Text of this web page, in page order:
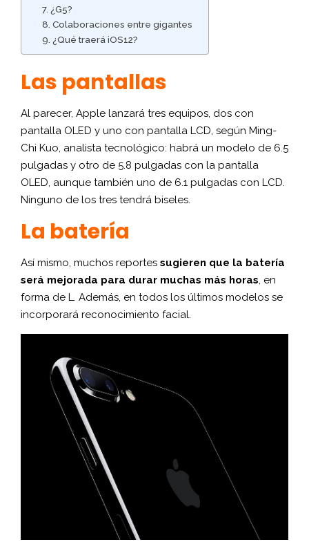
¿G5?
Colaboraciones entre gigantes
¿Qué traerá iOS12?
Las pantallas
Al parecer, Apple lanzará tres equipos, dos con
pantalla OLED y uno con pantalla LCD, según Ming-
Chi Kuo, analista tecnológico: habrá un modelo de 6.5
pulgadas y otro de 5.8 pulgadas con la pantalla
OLED, aunque también uno de 6.1 pulgadas con LCD.
Ninguno de los tres tendrá biseles.
La batería
Así mismo, muchos reportes sugieren que la batería
será mejorada para durar muchas más horas, en
forma de L. Además, en todos los últimos modelos se
incorporará reconocimiento facial.